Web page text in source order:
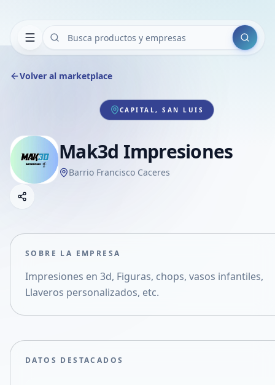
Buscar
Volver al marketplace
CAPITAL, SAN LUIS
Mak3d Impresiones
Barrio Francisco Caceres
Compartir empresa
Compartir en X
SOBRE LA EMPRESA
Impresiones en 3d, Figuras, chops, vasos infantiles,
Llaveros personalizados, etc.
DATOS DESTACADOS